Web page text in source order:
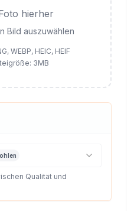
hierher
Bild auszuwählen
WEBP, HEIC, HEIF
3MB
Qualität und